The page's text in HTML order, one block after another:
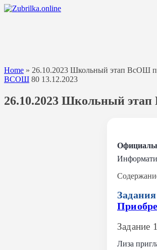
Перейти
Home » 26.10.2023 Школьный этап ВсОШ
ВСОШ 80 13.12.2023
26.10.2023 Школьный этап
Задание
Лиза